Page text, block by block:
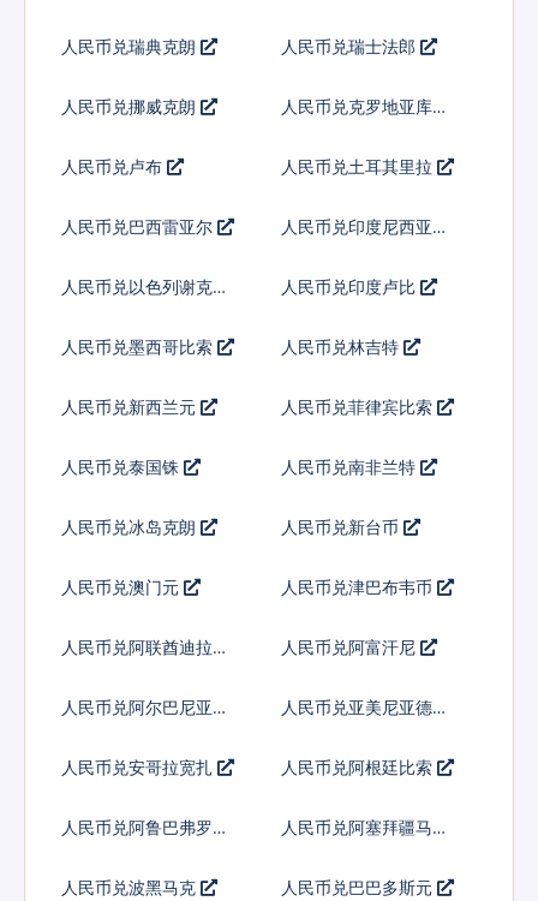
人民币兑瑞典克朗 人民币兑瑞士法郎
人民币兑挪威克朗 人民币兑克罗地亚库纳
人民币兑卢布 人民币兑土耳其里拉
人民币兑巴西雷亚尔
人民币兑印度尼西亚卢
人民币兑以色列谢克尔 人民币兑印度卢比
人民币兑墨西哥比索 人民币兑林吉特
人民币兑新西兰元 人民币兑菲律宾比索
人民币兑泰国铢 人民币兑南非兰特
人民币兑冰岛克朗 人民币兑新台币
人民币兑澳门元 人民币兑津巴布韦币
人民币兑阿联酋迪拉姆
人民币兑阿富汗尼
人民币兑阿尔巴尼亚列
人民币兑亚美尼亚德拉
人民币兑安哥拉宽扎 人民币兑阿根廷比索
人民币兑阿鲁巴弗罗林
人民币兑阿塞拜疆马纳
人民币兑波黑马克 人民币兑巴巴多斯元